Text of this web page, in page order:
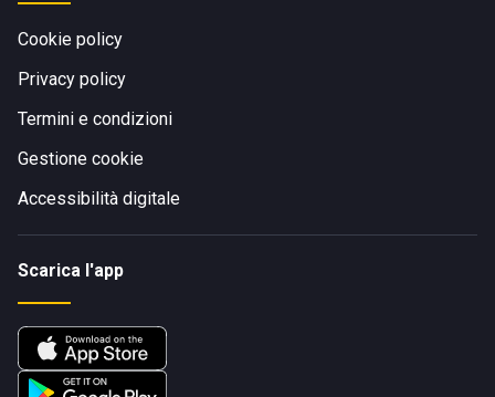
Cookie policy
Privacy policy
Termini e condizioni
Gestione cookie
Accessibilità digitale
Scarica l'app